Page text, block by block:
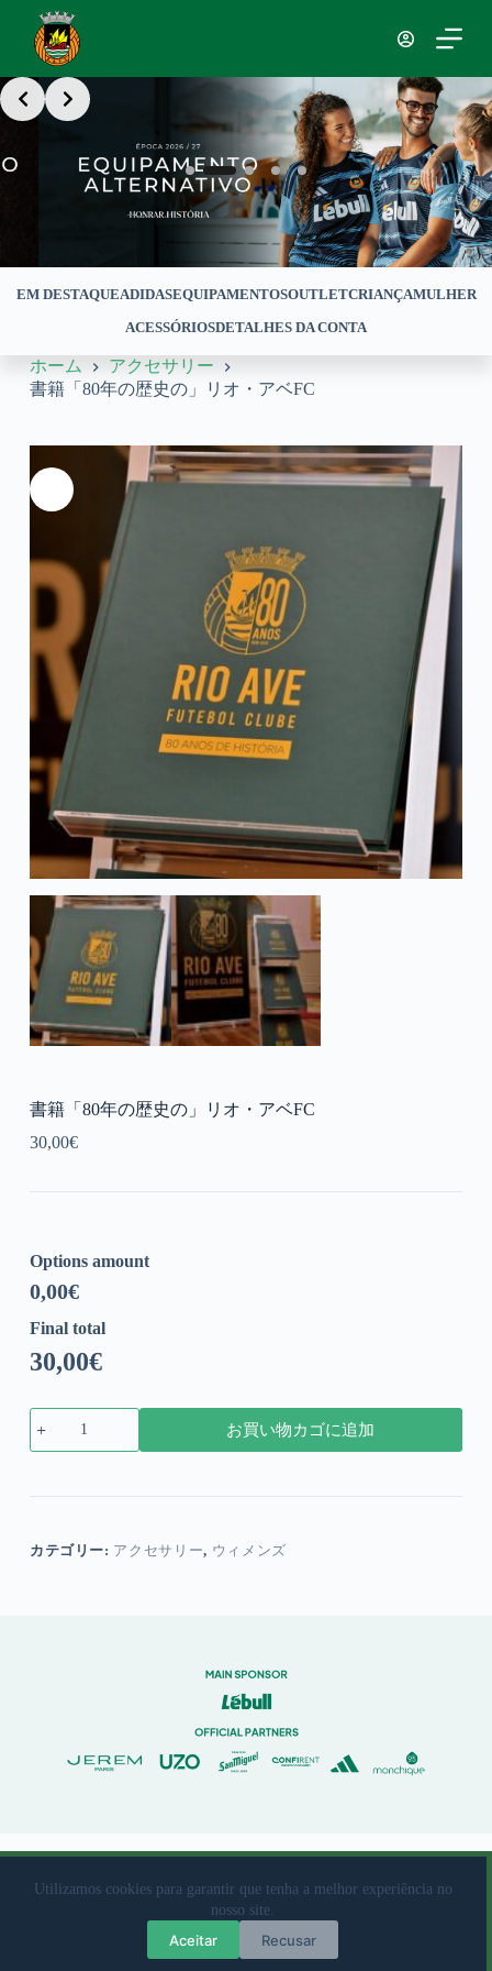
コ
ン
ン
ツ
Utilizamos cookies para garantir que tenha a melhor experiência no
nosso site.
Aceitar Recusar
Slide 2 of 5
EM DESTAQUEADIDASEQUIPAMENTOSOUTLETCRIANÇAMULHER
ACESSÓRIOSDETALHES DA CONTA
ホーム
アクセサリー
書籍「80年の歴史の」リオ・アベFC
書籍「80年の歴史の」リオ・アベFC
30,00€
Options amount
0,00€
Final total
30,00€
書
籍
史
の」
お買い物カゴに追加
カテゴリー: アクセサリー, ウィメンズ
© 2023 Rio Ave Futebol Clube Desenvolvido porbrandit
Livro de Reclamações|Termos de Utilização
Privacidade e protecção de dados